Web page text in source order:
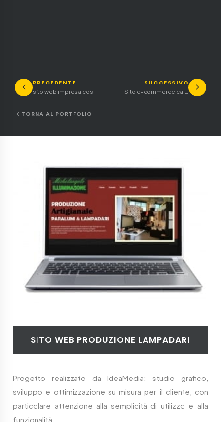
PRECEDENTE
sito web impresa costruzioni
SUCCESSIVO
Sito e-commerce cartoleria
TORNA AL PORTFOLIO
SITO WEB PRODUZIONE LAMPADARI
Progetto realizzato da IdeaMedia: studio grafico,
sviluppo e ottimizzazione su misura per il cliente, con
particolare attenzione alla semplicità di utilizzo e alla
funzionalità.